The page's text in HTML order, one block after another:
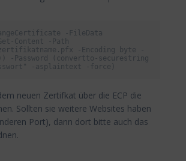
-FileData
Content -Path
-Encoding byte -
-Password (convertto-securestring
-asplaintext -force)
neuen Zertifkat über die ECP die
Sollten sie weitere Websites haben
Port), dann dort bitte auch das